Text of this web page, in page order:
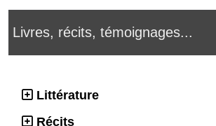
Livres, récits, témoignages...
Littérature
Récits